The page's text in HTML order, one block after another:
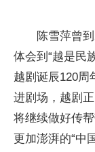
陈雪萍曾
体会到“越是民
越剧诞辰120周
进剧场，越剧
将继续做好传
更加澎湃的“中